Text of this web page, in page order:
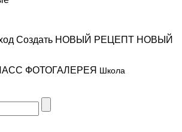
Создать НОВЫЙ РЕЦЕПТ НОВЫЙ
ФОТОГАЛЕРЕЯ Школа